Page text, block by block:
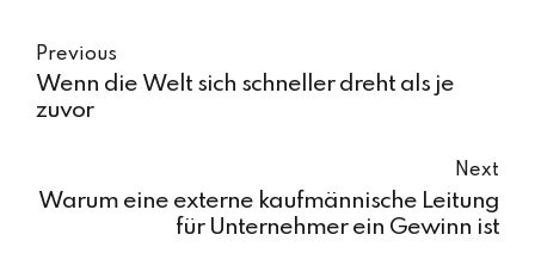
Previous
Wenn die Welt sich schneller dreht als je
zuvor
Next
Warum eine externe kaufmännische Leitung
für Unternehmer ein Gewinn ist